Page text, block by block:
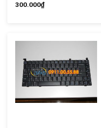
300.000₫